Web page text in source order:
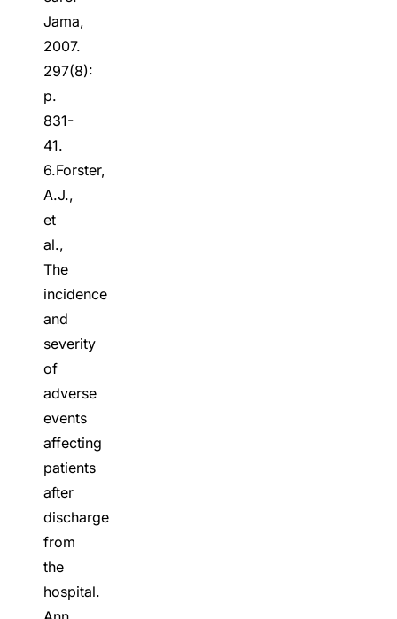
Jama,
2007.
297(8):
p.
831-
41.
6.Forster,
A.J.,
et
al.,
The
incidence
and
severity
of
adverse
events
affecting
patients
after
discharge
from
the
hospital.